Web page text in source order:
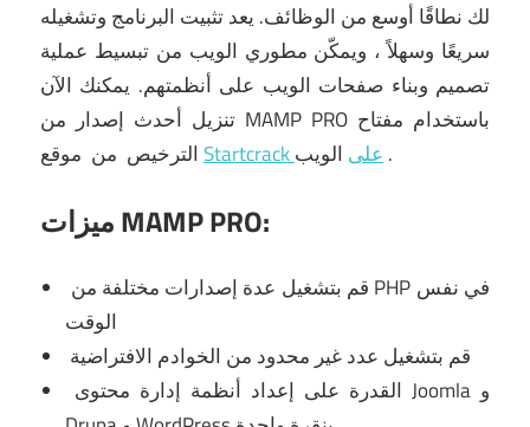
لك نطاقًا أوسع من الوظائف. يعد تثبيت البرنامج وتشغيله
سريعًا وسهلاً ، ويمكّن مطوري الويب من تبسيط عملية
تصميم وبناء صفحات الويب على أنظمتهم. يمكنك الآن
تنزيل أحدث إصدار من MAMP PRO باستخدام مفتاح
الترخيص من Startcrack على .
ميزات MAMP PRO:
الوقت
قم بتشغيل عدد غير محدود من الخوادم الافتراضية